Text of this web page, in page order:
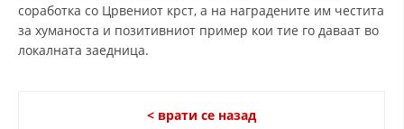
соработка со Црвениот крст, а на наградените им честита
за хуманоста и позитивниот пример кои тие го даваат во
локалната заедница.
< врати се назад